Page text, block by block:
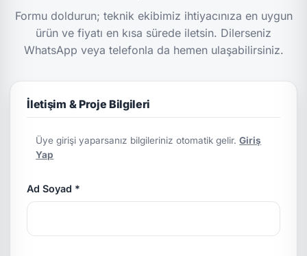
Formu doldurun; teknik ekibimiz ihtiyacınıza en uygun
ürün ve fiyatı en kısa sürede iletsin. Dilerseniz
WhatsApp veya telefonla da hemen ulaşabilirsiniz.
İletişim & Proje Bilgileri
Üye girişi yaparsanız bilgileriniz otomatik gelir.Giriş
Yap
Ad Soyad *